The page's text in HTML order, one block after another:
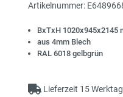
Artikelnummer:
BxTxH 1020x945x2145
aus 4mm Blech
RAL 6018 gelbgrün
Lieferzeit 15